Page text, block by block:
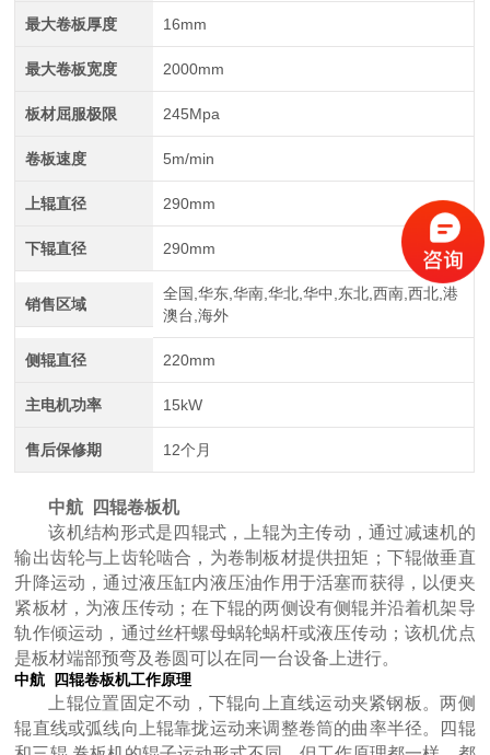
江苏中航重工厂家定制四轴数控型材弯曲机
四辊卷板机生产厂家 20年新四轴卷圆机报价
大型卷板机厂家供应 四辊液压卷板设备
最大卷板厚度 16mm
最大卷板宽度 2000mm
板材屈服极限 245Mpa
卷板速度 5m/min
上辊直径 290mm
下辊直径 290mm
销售区域
全国,华东,华南,华北,华中,东北,西南,西北,港
澳台,海外
侧辊直径 220mm
主电机功率 15kW
售后保修期 12个月
中航 四辊卷板机
该机结构形式是四辊式，上辊为主传动，通过减速机的
输出齿轮与上齿轮啮合，为卷制板材提供扭矩；下辊做垂直
升降运动，通过液压缸内液压油作用于活塞而获得，以便夹
紧板材，为液压传动；在下辊的两侧设有侧辊并沿着机架导
轨作倾运动，通过丝杆螺母蜗轮蜗杆或液压传动；该机优点
是板材端部预弯及卷圆可以在同一台设备上进行。
中航 四辊卷板机工作原理
上辊位置固定不动，下辊向上直线运动夹紧钢板。两侧
辊直线或弧线向上辊靠拢运动来调整卷筒的曲率半径。四辊